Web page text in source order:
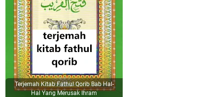
Terjemah Kitab Fathul Qorib Bab Hal-
Hal Yang Merusak Ihram